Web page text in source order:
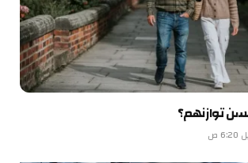
توازنهم؟